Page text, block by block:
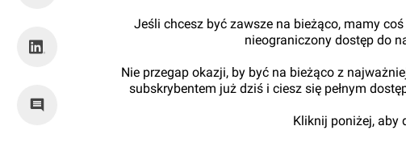
Jeśli chcesz być zawsze na bieżąco, mamy
nieograniczony dostęp do
Nie przegap okazji, by być na bieżąco z
subskrybentem już dziś i ciesz się pełnym
Kliknij poniżej, aby